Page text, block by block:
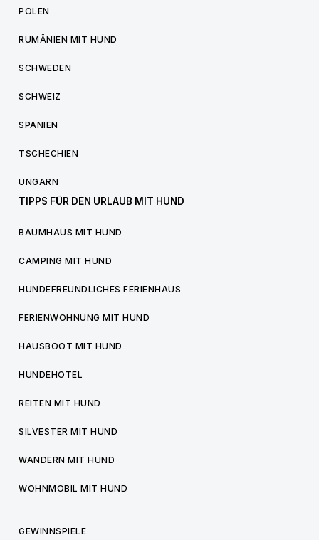
POLEN
RUMÄNIEN MIT HUND
SCHWEDEN
SCHWEIZ
SPANIEN
TSCHECHIEN
UNGARN
TIPPS FÜR DEN URLAUB MIT HUND
BAUMHAUS MIT HUND
CAMPING MIT HUND
HUNDEFREUNDLICHES FERIENHAUS
FERIENWOHNUNG MIT HUND
HAUSBOOT MIT HUND
HUNDEHOTEL
REITEN MIT HUND
SILVESTER MIT HUND
WANDERN MIT HUND
WOHNMOBIL MIT HUND
GEWINNSPIELE